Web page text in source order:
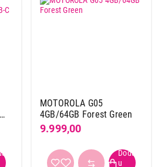
MOTOROLA G05
4GB/64GB Forest Green
9.999,00